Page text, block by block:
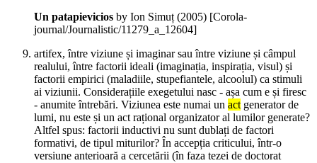
Un patapievicios by Ion Simuț (2005) [Corola-
journal/Journalistic/11279_a_12604]
artifex, între viziune și imaginar sau între viziune și câmpul
realului, între factorii ideali (imaginația, inspirația, visul) și
factorii empirici (maladiile, stupefiantele, alcoolul) ca stimuli
ai viziunii. Considerațiile exegetului nasc - așa cum e și firesc
- anumite întrebări. Viziunea este numai un actgenerator de
lumi, nu este și un act rațional organizator al lumilor generate?
Altfel spus: factorii inductivi nu sunt dublați de factori
formativi, de tipul miturilor? În accepția criticului, într-o
versiune anterioară a cercetării (în faza tezei de doctorat